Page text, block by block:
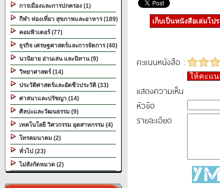
การเมืองและการปกครอง (1)
กีฬา ท่องเที่ยว สุขภาพและอาหาร (189)
คอมพิวเตอร์ (77)
ธุรกิจ เศรษฐศาสตร์และการจัดการ (40)
นวนิยาย อ่านเล่น และนิทาน (9)
วิทยาศาสตร์ (14)
ประวัติศาสตร์และอัตชีวประวัติ (33)
ศาสนาและปรัชญา (14)
ศิลปะและวัฒนธรรม (9)
เทคโนโลยี วิศวกรรม อุตสาหกรรม (4)
โทรคมนาคม (2)
ทั่วไป (23)
ไม่สังกัดหมวด (2)
เก็บเป็นหนังสือเล่มโป
คะแนนหนังสือ :
ให้คะแ
แสดงความเห็น
หัวข้อ
รายละเอียด